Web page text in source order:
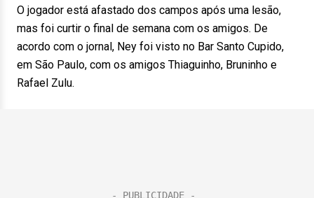
O jogador está afastado dos campos após uma lesão,
mas foi curtir o final de semana com os amigos. De
acordo com o jornal, Ney foi visto no Bar Santo Cupido,
em São Paulo, com os amigos Thiaguinho, Bruninho e
Rafael Zulu.